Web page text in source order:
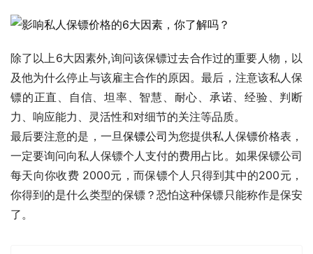
除了以上6大因素外,询问该保镖过去合作过的重要人物，以
及他为什么停止与该雇主合作的原因。最后，注意该私人保
镖的正直、自信、坦率、智慧、耐心、承诺、经验、判断
力、响应能力、灵活性和对细节的关注等品质。
最后要注意的是，一旦保镖公司为您提供私人保镖价格表，
一定要询问向私人保镖个人支付的费用占比。如果保镖公司
每天向你收费 2000元，而保镖个人只得到其中的200元，
你得到的是什么类型的保镖？恐怕这种保镖只能称作是保安
了。